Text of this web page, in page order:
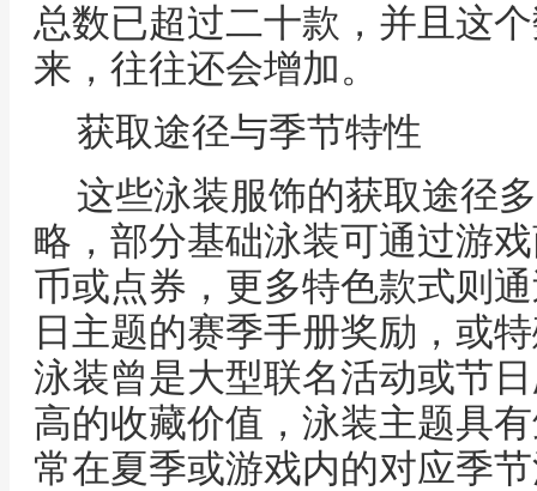
总数已超过二十款，并且这
来，往往还会增加。
获取途径与季节特性
这些泳装服饰的获取途径
略，部分基础泳装可通过游
币或点券，更多特色款式则
日主题的赛季手册奖励，或
泳装曾是大型联名活动或节
高的收藏价值，泳装主题具
常在夏季或游戏内的对应季